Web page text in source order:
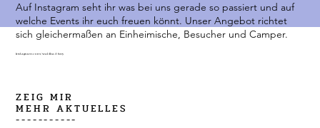
Auf Instagram seht ihr was bei uns gerade so passiert und auf
welche Events ihr euch freuen könnt. Unser Angebot richtet
sich gleichermaßen an Einheimische, Besucher und Camper.
instagram.com/waldbad-isny
ZEIG MIR
MEHR AKTUELLES
-----------